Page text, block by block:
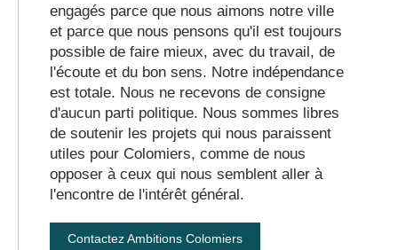
engagés parce que nous aimons notre ville
et parce que nous pensons qu'il est toujours
possible de faire mieux, avec du travail, de
l'écoute et du bon sens. Notre indépendance
est totale. Nous ne recevons de consigne
d'aucun parti politique. Nous sommes libres
de soutenir les projets qui nous paraissent
utiles pour Colomiers, comme de nous
opposer à ceux qui nous semblent aller à
l'encontre de l'intérêt général.
Contactez Ambitions Colomiers